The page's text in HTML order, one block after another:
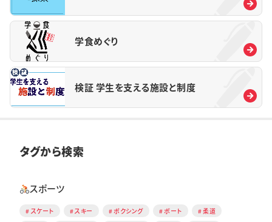
学食めぐり
検証 学生を支える施設と制度
タグから検索
スポーツ
スケート スキー ボクシング ボート
柔道